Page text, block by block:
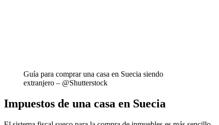
Guía para comprar una casa en Suecia siendo
extranjero – @Shutterstock
Impuestos de una casa en Suecia